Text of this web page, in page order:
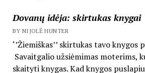
Dovanų idėja: skirtukas knygai
BY NIJOLĖ HUNTER
‘’Žiemiškas’’ skirtukas tavo knygos
Savaitgalio užsiėmimas moterims,
skaityti knygas. Kad knygos